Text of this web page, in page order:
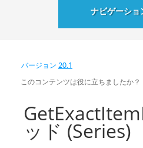
ナビゲーシ
バージョン20.1
このコンテンツは役に立ちましたか？
ッド (Series)